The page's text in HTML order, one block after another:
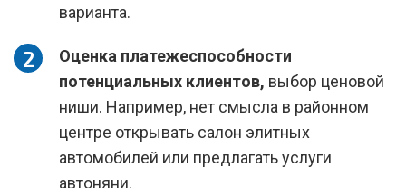
варианта.
Оценка платежеспособности
потенциальных клиентов, выбор ценовой
ниши. Например, нет смысла в районном
центре открывать салон элитных
автомобилей или предлагать услуги
автоняни.